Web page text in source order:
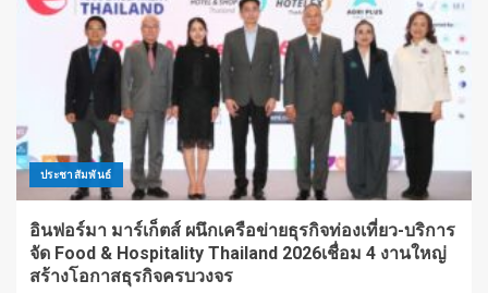
ประชาสัมพันธ์
อินฟอร์มา มาร์เก็ตส์ ผนึกเครือข่ายธุรกิจท่องเที่ยว-บริการ
จัด Food & Hospitality Thailand 2026เชื่อม 4 งานใหญ่
สร้างโอกาสธุรกิจครบวงจร